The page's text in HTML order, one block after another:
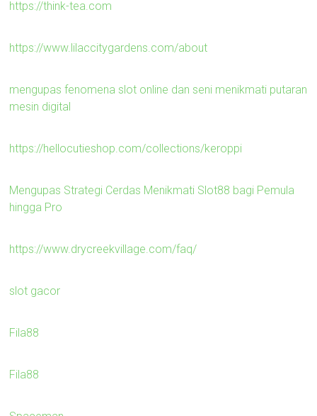
https://think-tea.com
https://www.lilaccitygardens.com/about
mengupas fenomena slot online dan seni menikmati putaran
mesin digital
https://hellocutieshop.com/collections/keroppi
Mengupas Strategi Cerdas Menikmati Slot88 bagi Pemula
hingga Pro
https://www.drycreekvillage.com/faq/
slot gacor
Fila88
Fila88